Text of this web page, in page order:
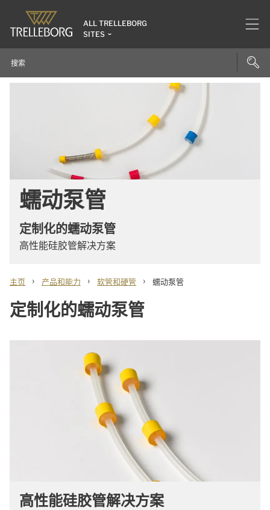
ALL TRELLEBORG
SITES
蠕动泵管
定制化的蠕动泵管
高性能硅胶管解决方案
主页 › 产品和能力 › 软管和硬管 › 蠕动泵管
定制化的蠕动泵管
高性能硅胶管解决方案